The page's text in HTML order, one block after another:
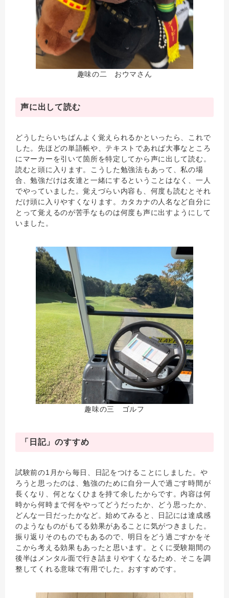
趣味の二 おウマさん
声に出して読む
どうしたらいちばんよく覚えられるかといったら、これで
した。先ほどの単語帳や、テキストであれば大事なところ
にマーカーを引いて箇所を特定してから声に出して読む。
読むと頭に入ります。こうした勉強法もあって、私の場
合、勉強だけは友達と一緒にするということはなく、一人
でやっていました。覚えづらい内容も、何度も読むとそれ
だけ頭に入りやすくなります。カタカナの人名など自分に
とって覚えるのが苦手なものは何度も声に出すようにして
いました。
趣味の三 ゴルフ
「日記」のすすめ
試験前の1月から毎日、日記をつけることにしました。や
ろうと思ったのは、勉強のために自分一人で過ごす時間が
長くなり、何となくひまを持て余したからです。内容は何
時から何時まで何をやってどうだったか、どう思ったか、
どんな一日だったかなど。始めてみると、日記には達成感
のようなものがもてる効果があることに気がつきました。
振り返りそのものでもあるので、明日をどう過ごすかをそ
こから考える効果もあったと思います。とくに受験期間の
後半はメンタル面で行き詰まりやすくなるため、そこを調
整してくれる意味で有用でした。おすすめです。